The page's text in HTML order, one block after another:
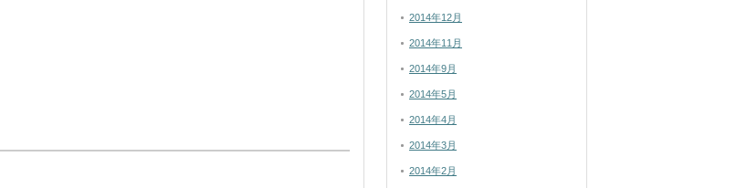
2014年12月
2014年11月
2014年9月
2014年5月
2014年4月
2014年3月
2014年2月